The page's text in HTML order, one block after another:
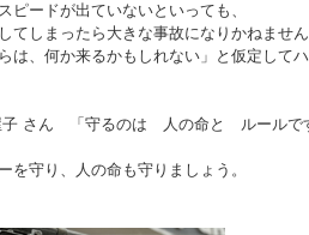
ピードが出ていないといっても、
てしまったら大きな事故になりかねませ
は、何か来るかもしれない」と仮定して
子 さん 「 守るのは 人の命と ルールで
を守り、人の命も守りましょう。